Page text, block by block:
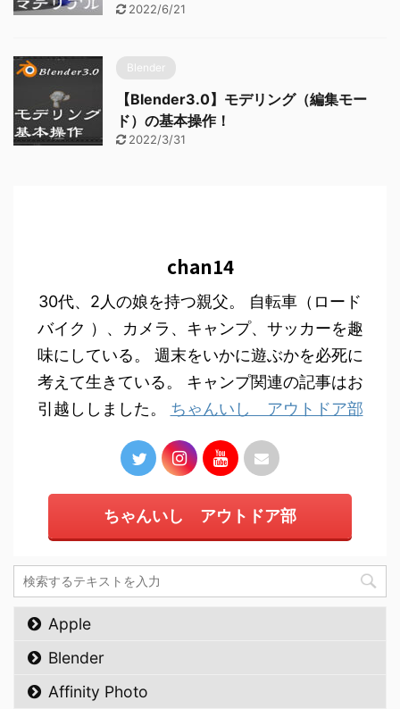
2022/6/21
Blender
【Blender3.0】モデリング（編集モー
ド）の基本操作！
2022/3/31
chan14
30代、2人の娘を持つ親父。 自転車（ロード
バイク ）、カメラ、キャンプ、サッカーを趣
味にしている。 週末をいかに遊ぶかを必死に
考えて生きている。 キャンプ関連の記事はお
引越ししました。 ちゃんいし アウトドア部
ちゃんいし アウトドア部
Apple
Blender
Affinity Photo